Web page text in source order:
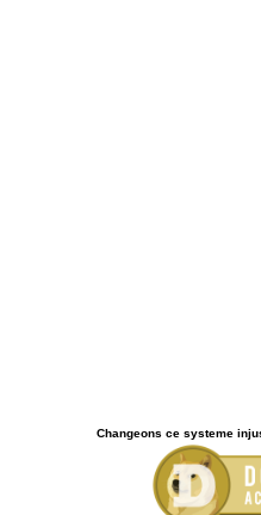
Changeons ce systeme